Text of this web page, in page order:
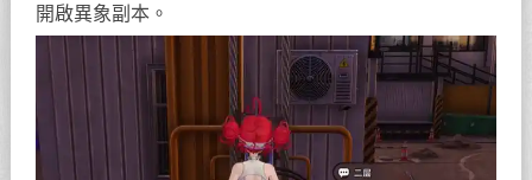
開啟異象副本。